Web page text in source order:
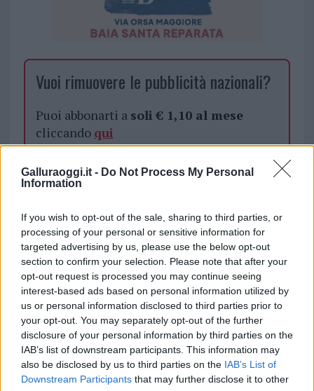
Galluraoggi.it - Do Not Process My Personal
Information
If you wish to opt-out of the sale, sharing to third parties, or
processing of your personal or sensitive information for
targeted advertising by us, please use the below opt-out
section to confirm your selection. Please note that after your
opt-out request is processed you may continue seeing
interest-based ads based on personal information utilized by
us or personal information disclosed to third parties prior to
your opt-out. You may separately opt-out of the further
disclosure of your personal information by third parties on the
IAB’s list of downstream participants. This information may
also be disclosed by us to third parties on the IAB’s List of
Downstream Participants that may further disclose it to other
Vuoi rimuovere le pubblicità nazionali?
Puoi abbonarti a soli € 1,10 al mese
cliccando qui
Sei già abbonato?
sezioneLogindal menù del sito o
cliccandoqui
TEMI: Carabinieri Olbia Tentato Omicidio Olbia
Inviaci le tue segnalazioni,
i tuoi video e le tue foto
Su WhatsApp al numero +39
345 356 7512